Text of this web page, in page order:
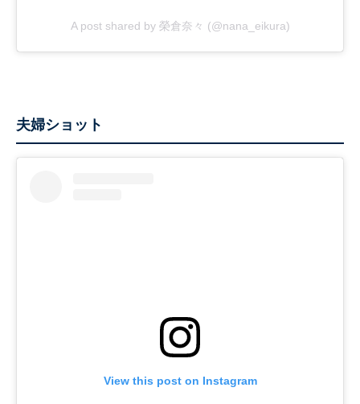
A post shared by 榮倉奈々 (@nana_eikura)
夫婦ショット
View this post on Instagram